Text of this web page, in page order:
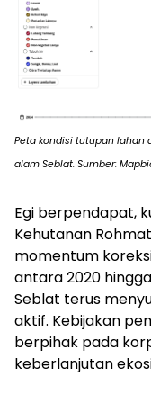
Peta kondisi tutupan
alam Seblat. Sumber:
Egi berpendapat,
Kehutanan
momentum
antara 2020
Seblat terus
aktif. Kebijakan
berpihak pada
keberlanjutan